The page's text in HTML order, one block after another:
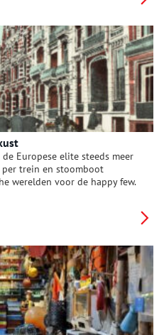
Europese elite steeds meer
trein en stoomboot
werelden voor de happy few.